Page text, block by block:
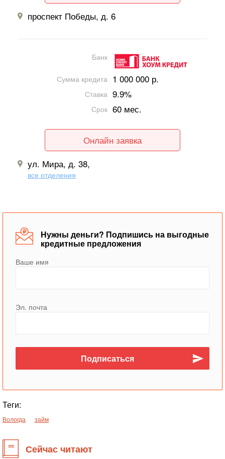
проспект Победы, д. 6
Банк
Сумма кредита 1 000 000 р.
Ставка 9.9%
Срок 60 мес.
Онлайн заявка
ул. Мира, д. 38,
все отделения
Нужны деньги? Подпишись на выгодные
кредитные предложения
Ваше имя
Эл. почта
Теги:
Вологда займ
Сейчас читают